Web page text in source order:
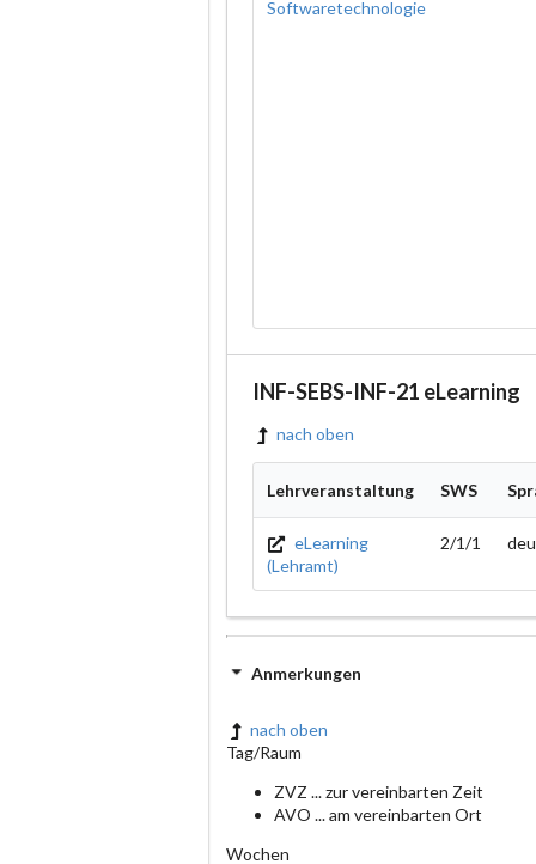
Softwaretechnologie
INF-SEBS-INF-21 eLearning
nach oben
Lehrveranstaltung SWS
eLearning
(Lehramt)
2/1/1
Anmerkungen
nach oben
Tag/Raum
ZVZ ... zur vereinbarten Zeit
AVO ... am vereinbarten Ort
Wochen